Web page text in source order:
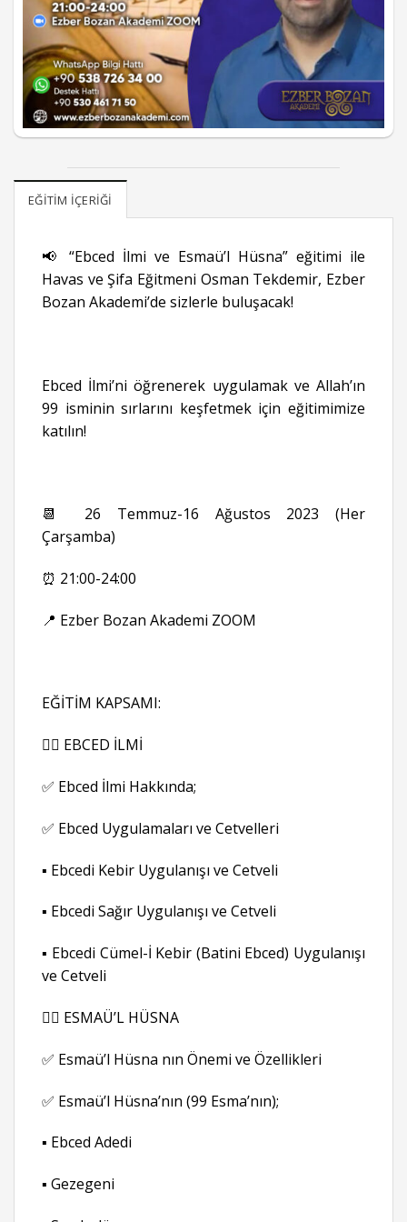
EĞITIM İÇERIĞI
📢 “Ebced İlmi ve Esmaü’l Hüsna” eğitimi ile
Havas ve Şifa Eğitmeni Osman Tekdemir, Ezber
Bozan Akademi’de sizlerle buluşacak!
Ebced İlmi’ni öğrenerek uygulamak ve Allah’ın
99 isminin sırlarını keşfetmek için eğitimimize
katılın!
📆 26 Temmuz-16 Ağustos 2023 (Her
Çarşamba)
⏰ 21:00-24:00
📍 Ezber Bozan Akademi ZOOM
EĞİTİM KAPSAMI:
👉🏻 EBCED İLMİ
✅ Ebced İlmi Hakkında;
✅ Ebced Uygulamaları ve Cetvelleri
▪ Ebcedi Kebir Uygulanışı ve Cetveli
▪ Ebcedi Sağır Uygulanışı ve Cetveli
▪ Ebcedi Cümel-İ Kebir (Batini Ebced) Uygulanışı
ve Cetveli
👉🏻 ESMAÜ’L HÜSNA
✅ Esmaü’l Hüsna nın Önemi ve Özellikleri
✅ Esmaü’l Hüsna’nın (99 Esma’nın);
▪ Ebced Adedi
▪ Gezegeni